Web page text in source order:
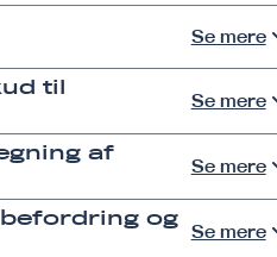
Se mere
til
Se mere
af
Se mere
og
Se mere